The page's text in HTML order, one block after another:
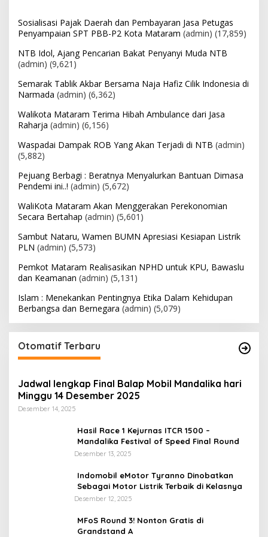
Sosialisasi Pajak Daerah dan Pembayaran Jasa Petugas
Penyampaian SPT PBB-P2 Kota Mataram (admin) (17,859)
NTB Idol, Ajang Pencarian Bakat Penyanyi Muda NTB
(admin) (9,621)
Semarak Tablik Akbar Bersama Naja Hafiz Cilik Indonesia di
Narmada (admin) (6,362)
Walikota Mataram Terima Hibah Ambulance dari Jasa
Raharja (admin) (6,156)
Waspadai Dampak ROB Yang Akan Terjadi di NTB (admin)
(5,882)
Pejuang Berbagi : Beratnya Menyalurkan Bantuan Dimasa
Pendemi ini..! (admin) (5,672)
WaliKota Mataram Akan Menggerakan Perekonomian
Secara Bertahap (admin) (5,601)
Sambut Nataru, Wamen BUMN Apresiasi Kesiapan Listrik
PLN (admin) (5,573)
Pemkot Mataram Realisasikan NPHD untuk KPU, Bawaslu
dan Keamanan (admin) (5,131)
Islam : Menekankan Pentingnya Etika Dalam Kehidupan
Berbangsa dan Bernegara (admin) (5,079)
Otomatif Terbaru
Jadwal lengkap Final Balap Mobil Mandalika hari
Minggu 14 Desember 2025
Desember 14, 2025
Hasil Race 1 Kejurnas ITCR 1500 –
Mandalika Festival of Speed Final Round
Desember 13, 2025
Indomobil eMotor Tyranno Dinobatkan
Sebagai Motor Listrik Terbaik di Kelasnya
Desember 12, 2025
MFoS Round 3! Nonton Gratis di
Grandstand A